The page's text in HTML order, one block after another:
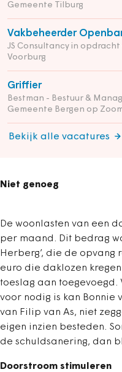
Gemeente Tilburg
Vakbeheerder
JS Consultancy in
Voorburg
Griffier
Bestman - Bestuur &
Gemeente Bergen op
Bekijk alle vacatures
Niet genoeg
De woonlasten van een
per maand. Dit bedrag
Herberg’, die de opvang
euro die daklozen
toeslag aan toegevoegd.
voor nodig is kan Bonnie
van Filip van As, niet
eigen inzien besteden.
de schuldsanering, dan
Doorstroom stimuleren